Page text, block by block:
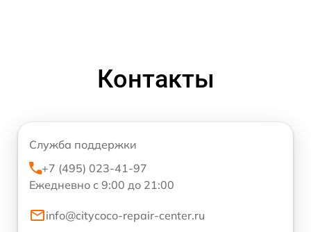
Контакты
Служба поддержки
+7 (495) 023-41-97
Ежедневно с 9:00 до 21:00
info@citycoco-repair-center.ru